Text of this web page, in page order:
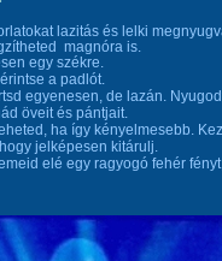
lazitás és lelki
magnóra is.
egy székre.
a padlót.
egyenesen, de lazán.
öveit és pántjait.
ha így kényelmesebb.
jelképesen kitárulj.
elé egy ragyogó fehér